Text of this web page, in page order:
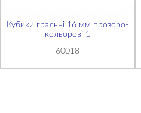
Кубики гральні 16 мм прозоро-
кольорові 1
60018